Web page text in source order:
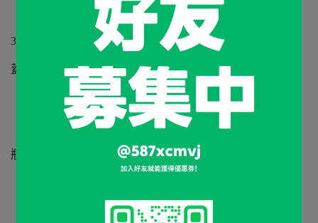
3.一體式的蓋子
蓋子設計為一體式，不用擔心會丟失部分零件
【注意事項】
瓶身上標誌和蓋子的標誌可能不一致，這正常的。